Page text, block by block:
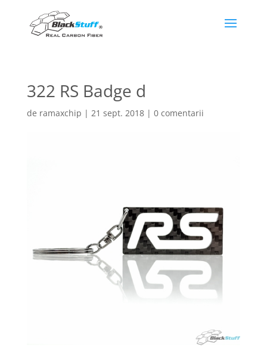
322 RS Badge d
de ramaxchip | 21 sept. 2018| 0 comentarii